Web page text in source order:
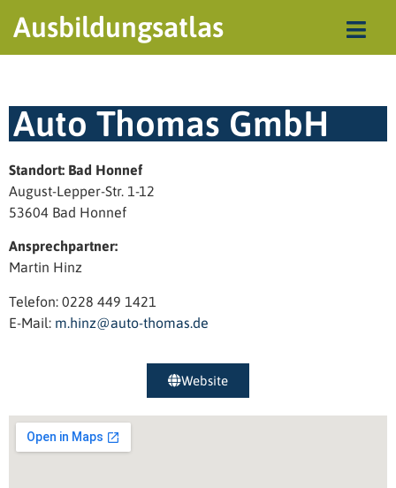
Ausbildungsatlas
Auto Thomas GmbH
Standort: Bad Honnef
August-Lepper-Str. 1-12
53604 Bad Honnef
Ansprechpartner:
Martin Hinz
Telefon: 0228 449 1421
E-Mail: m.hinz@auto-thomas.de
Website